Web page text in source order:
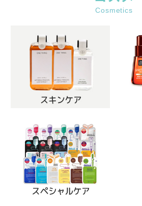
Cosmetics